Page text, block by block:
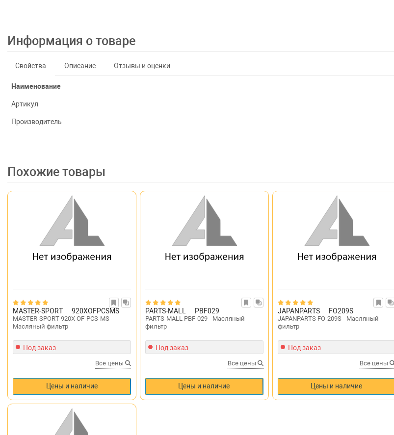
Информация о товаре
Свойства Описание Отзывы и оценки
Наименование
Артикул
Производитель
Похожие товары
MASTER-SPORT 920XOFPCSMS
MASTER-SPORT 920X-OF-PCS-MS -
Масляный фильтр
Под заказ
Все цены
Цены и наличие
PARTS-MALL PBF029
PARTS-MALL PBF-029 - Масляный
фильтр
Под заказ
Все цены
Цены и наличие
JAPANPARTS FO209S
JAPANPARTS FO-209S - Масляный
фильтр
Под заказ
Все цены
Цены и наличие